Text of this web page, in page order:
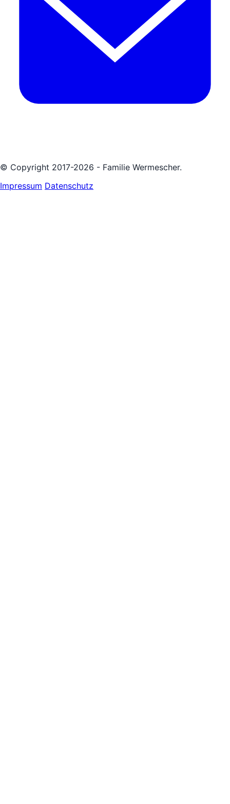
© Copyright 2017-2026 - Familie Wermescher.
Impressum Datenschutz